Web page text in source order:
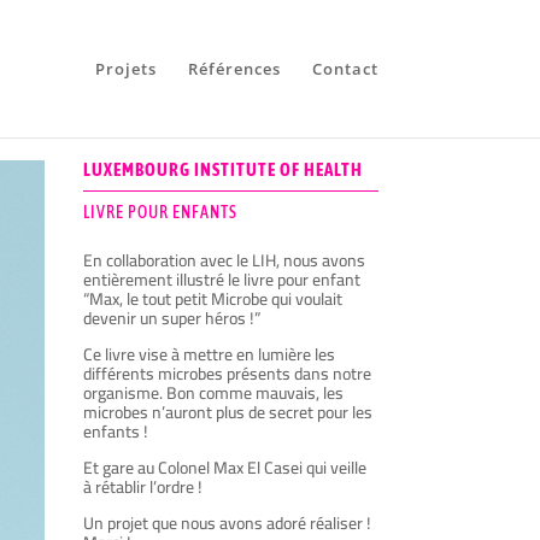
Projets Références Contact
LUXEMBOURG INSTITUTE OF HEALTH
LIVRE POUR ENFANTS
En collaboration avec le LIH, nous avons
entièrement illustré le livre pour enfant
“Max, le tout petit Microbe qui voulait
devenir un super héros !”
Ce livre vise à mettre en lumière les
différents microbes présents dans notre
organisme. Bon comme mauvais, les
microbes n’auront plus de secret pour les
enfants !
Et gare au Colonel Max El Casei qui veille
à rétablir l’ordre !
Un projet que nous avons adoré réaliser !